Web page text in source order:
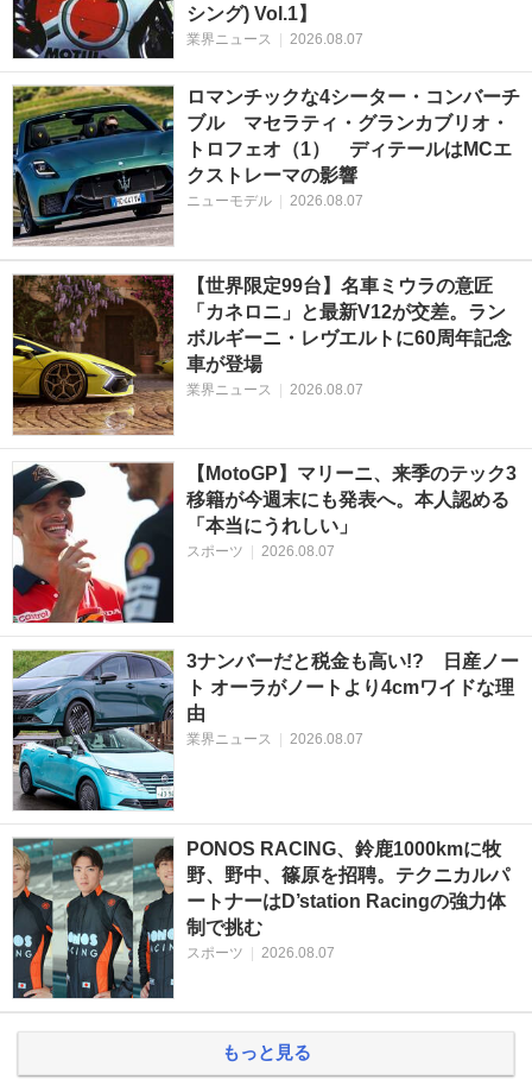
シング) Vol.1】
業界ニュース 2026.08.07
ロマンチックな4シーター・コンバーチ
ブル マセラティ・グランカブリオ・
トロフェオ（1） ディテールはMCエ
クストレーマの影響
ニューモデル 2026.08.07
【世界限定99台】名車ミウラの意匠
「カネロニ」と最新V12が交差。ラン
ボルギーニ・レヴエルトに60周年記念
車が登場
業界ニュース 2026.08.07
【MotoGP】マリーニ、来季のテック3
移籍が今週末にも発表へ。本人認める
「本当にうれしい」
スポーツ 2026.08.07
3ナンバーだと税金も高い!? 日産ノー
ト オーラがノートより4cmワイドな理
由
業界ニュース 2026.08.07
PONOS RACING、鈴鹿1000kmに牧
野、野中、篠原を招聘。テクニカルパ
ートナーはD’station Racingの強力体
制で挑む
スポーツ 2026.08.07
もっと見る